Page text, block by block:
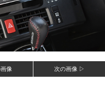
像 次の画像 ▷